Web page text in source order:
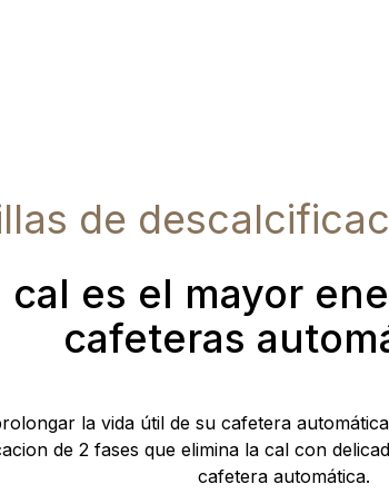
de
cal es el mayor
cafeteras
la vida útil de su cafetera
de 2 fases que elimina la cal con
cafetera automática.